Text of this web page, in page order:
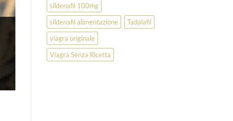
sildenafil 100mg
sildenafil alimentazione
Tadalafil
viagra originale
Viagra Senza Ricetta